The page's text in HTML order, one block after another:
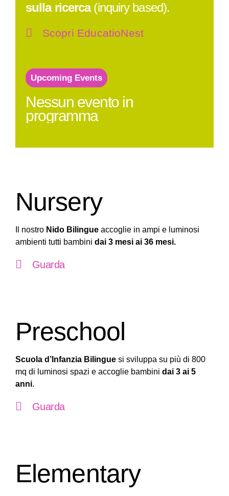
sulla ricerca(inquiry based).
Scopri EducatioNest
Upcoming Events
Nessun evento in
programma
Nursery
Il nostro Nido Bilingue accoglie in ampi e luminosi
ambienti tutti bambini dai 3 mesi ai 36 mesi.
Guarda
Preschool
Scuola d’Infanzia Bilingue si sviluppa su più di 800
mq di luminosi spazi e accoglie bambini dai 3 ai 5
anni.
Guarda
Elementary